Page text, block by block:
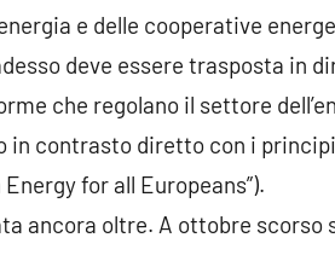
e delle cooperative
deve essere trasposta in
che regolano il settore
in contrasto diretto con i
for all Europeans”).
ancora oltre. A ottobre